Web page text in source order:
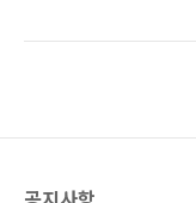
가 1~2개 뜨는 곳을 찾기도
었는데... 아이폰이 또다시 담